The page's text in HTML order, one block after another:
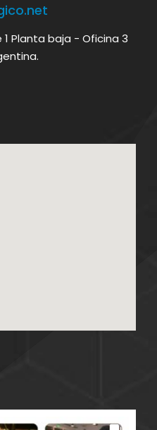
1 Planta baja - Oficina 3